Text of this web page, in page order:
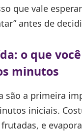
que vale
antes de
o que
minutos
são a primeira
iniciais.
e